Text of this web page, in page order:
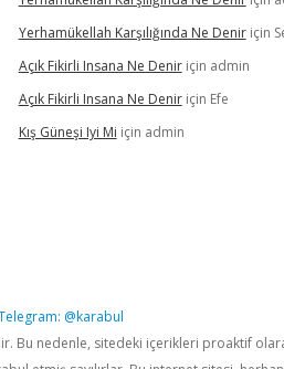
Yerhamükellah Karşılığında Ne Deniriçin
Açık Fikirli Insana Ne Deniriçin admin
Açık Fikirli Insana Ne Deniriçin Efe
Kış Güneşi Iyi Mi için admin
@karabul
Bu nedenle, sitedeki içerikleri proaktif